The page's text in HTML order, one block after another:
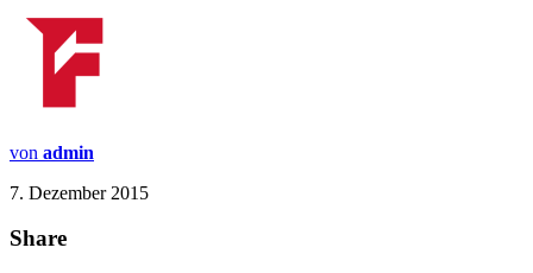
von admin
7. Dezember 2015
Share